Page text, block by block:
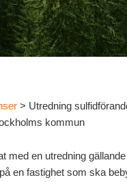
> Utredning
kommun
med en utredning
en fastighet som ska